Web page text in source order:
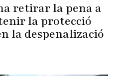
retirar la pena a
la protecció
la despenalizació